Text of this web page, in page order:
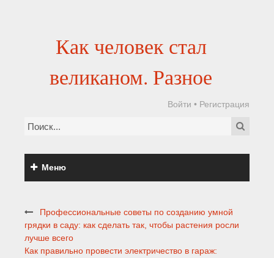
Как человек стал
великаном. Разное
Войти • Регистрация
Меню
Профессиональные советы по созданию умной
грядки в саду: как сделать так, чтобы растения росли
лучше всего
Как правильно провести электричество в гараж: